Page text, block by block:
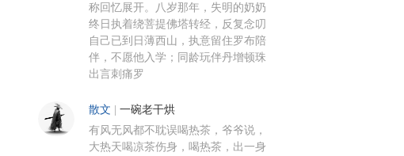
称回忆展开。八岁那年，失明的奶奶
终日执着绕菩提佛塔转经，反复念叨
自己已到日薄西山，执意留住罗布陪
伴，不愿他入学；同龄玩伴丹增顿珠
出言刺痛罗
散文 一碗老干烘
有风无风都不耽误喝热茶，爷爷说，
大热天喝凉茶伤身，喝热茶，出一身